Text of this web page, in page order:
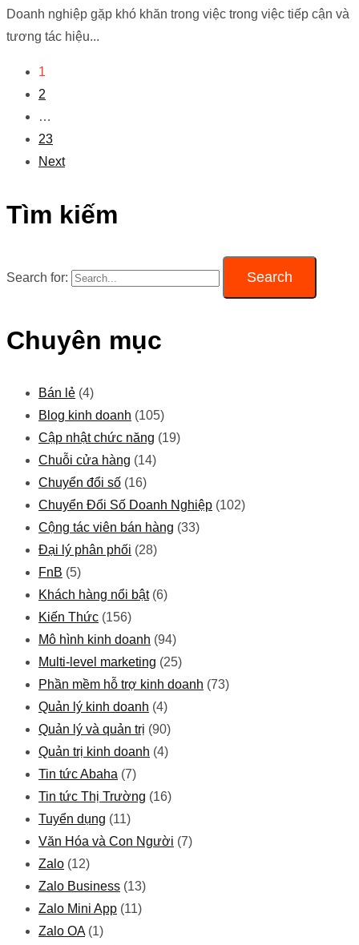
Doanh nghiệp gặp khó khăn trong việc trong việc tiếp cận và
tương tác hiệu...
1
2
…
23
Next
Tìm kiếm
Search for: Search
Chuyên mục
Bán lẻ (4)
Blog kinh doanh (105)
Cập nhật chức năng (19)
Chuỗi cửa hàng (14)
Chuyển đổi số (16)
Chuyển Đổi Số Doanh Nghiệp (102)
Cộng tác viên bán hàng (33)
Đại lý phân phối (28)
FnB (5)
Khách hàng nổi bật(6)
Kiến Thức (156)
Mô hình kinh doanh (94)
Multi-level marketing (25)
Phần mềm hỗ trợ kinh doanh (73)
Quản lý kinh doanh (4)
Quản lý và quản trị (90)
Quản trị kinh doanh (4)
Tin tức Abaha (7)
Tin tức Thị Trường (16)
Tuyển dụng (11)
Văn Hóa và Con Người (7)
Zalo (12)
Zalo Business (13)
Zalo Mini App (11)
Zalo OA(1)